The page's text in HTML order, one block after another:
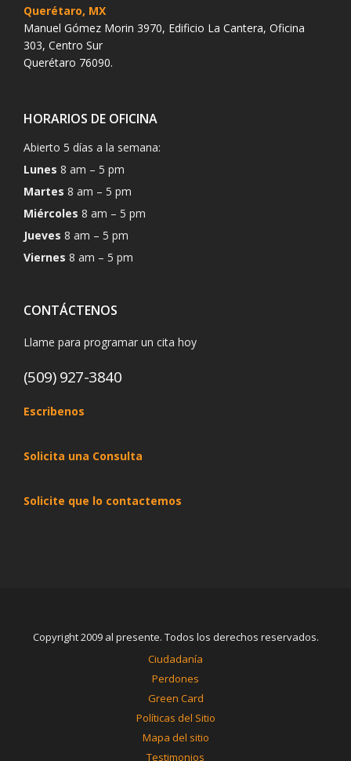
Querétaro, MX
Manuel Gómez Morin 3970, Edificio La Cantera, Oficina
303, Centro Sur
Querétaro 76090.
HORARIOS DE OFICINA
Abierto 5 días a la semana:
Lunes 8 am – 5 pm
Martes 8 am – 5 pm
Miércoles 8 am – 5 pm
Jueves 8 am – 5 pm
Viernes 8 am – 5 pm
CONTÁCTENOS
Llame para programar un cita hoy
(509) 927-3840
Escribenos
Solicita una Consulta
Solicite que lo contactemos
Copyright 2009 al presente. Todos los derechos reservados.
Ciudadanía
Perdones
Green Card
Políticas del Sitio
Mapa del sitio
Testimonios